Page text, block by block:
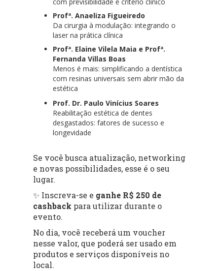
Profª. Anaeliza Figueiredo
Da cirurgia à modulação: integrando o
laser na prática clínica
Profª. Elaine Vilela Maia e Profª.
Fernanda Villas Boas
Menos é mais: simplificando a dentística
com resinas universais sem abrir mão da
estética
Prof. Dr. Paulo Vinícius Soares
Reabilitação estética de dentes
desgastados: fatores de sucesso e
longevidade
Se você busca atualização, networking
e novas possibilidades, esse é o seu
lugar.
✨ Inscreva-se e ganhe R$ 250 de
cashback para utilizar durante o
evento.
No dia, você receberá um voucher
nesse valor, que poderá ser usado em
produtos e serviços disponíveis no
local.